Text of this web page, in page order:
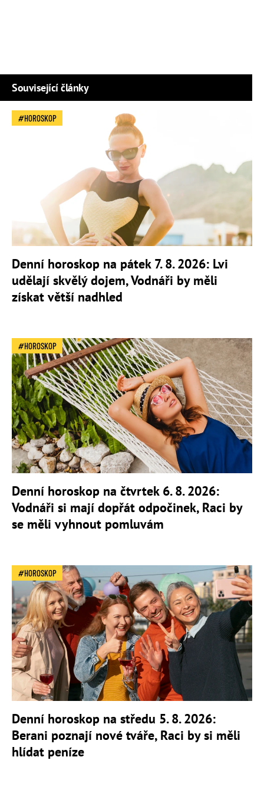
Související články
HOROSKOP
Denní horoskop na pátek 7. 8. 2026: Lvi
udělají skvělý dojem, Vodnáři by měli
získat větší nadhled
HOROSKOP
Denní horoskop na čtvrtek 6. 8. 2026:
Vodnáři si mají dopřát odpočinek, Raci by
se měli vyhnout pomluvám
HOROSKOP
Denní horoskop na středu 5. 8. 2026:
Berani poznají nové tváře, Raci by si měli
hlídat peníze